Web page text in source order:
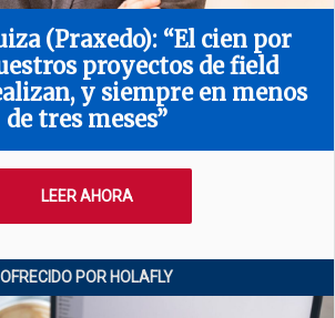
(Praxedo): “El cien por
proyectos de field
y siempre en menos
de tres meses”
LEER AHORA
OFRECIDO POR HOLAFLY